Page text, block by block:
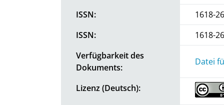
ISSN:
1618-
ISSN:
1618-
Verfügbarkeit des
Dokuments:
Datei
Lizenz (Deutsch):